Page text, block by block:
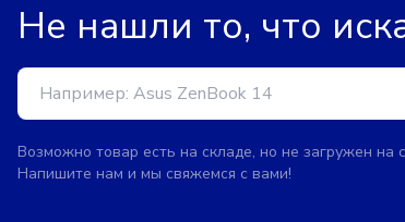
Не нашли то, что
Возможно товар есть на складе, но не загружен на
Напишите нам и мы свяжемся с вами!